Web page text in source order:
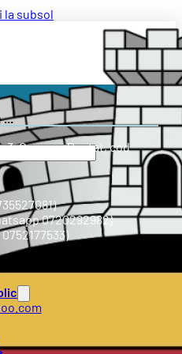
la subsol
3, Comuna Doștat, cod
0720292982)